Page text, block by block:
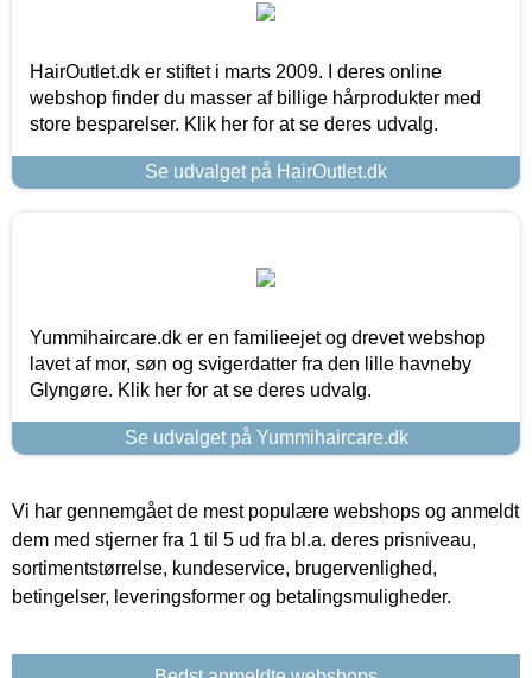
HairOutlet.dk er stiftet i marts 2009. I deres online
webshop finder du masser af billige hårprodukter med
store besparelser. Klik her for at se deres udvalg.
Se udvalget på HairOutlet.dk
Yummihaircare.dk er en familieejet og drevet webshop
lavet af mor, søn og svigerdatter fra den lille havneby
Glyngøre. Klik her for at se deres udvalg.
Se udvalget på Yummihaircare.dk
Vi har gennemgået de mest populære webshops og anmeldt
dem med stjerner fra 1 til 5 ud fra bl.a. deres prisniveau,
sortimentstørrelse, kundeservice, brugervenlighed,
betingelser, leveringsformer og betalingsmuligheder.